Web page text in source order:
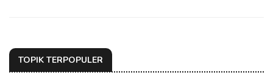
TOPIK TERPOPULER